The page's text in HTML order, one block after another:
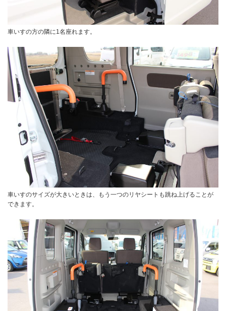
車いすの方の隣に1名座れます。
車いすのサイズが大きいときは、もう一つのリヤシートも跳ね上げることが
できます。